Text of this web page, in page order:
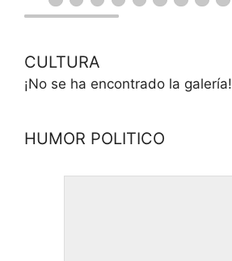
CULTURA
¡No se ha encontrado la galería!
HUMOR POLITICO